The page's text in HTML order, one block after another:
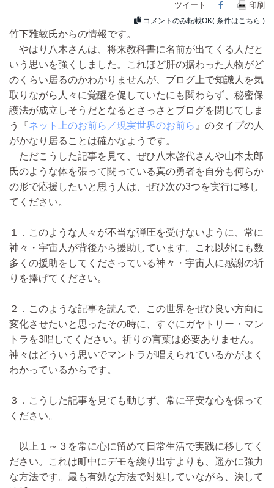
ツイート Facebook
印刷
コメントのみ転載OK( 条件はこちら )
竹下雅敏氏からの情報です。
やはり八木さんは、将来教科書に名前が出てくる人だと
いう思いを強くしました。これほど肝の据わった人物がど
のくらい居るのかわかりませんが、ブログ上で知識人を気
取りながら人々に覚醒を促していたにも関わらず、秘密保
護法が成立しそうだとなるとさっさとブログを閉じてしま
う『ネット上のお前ら／現実世界のお前ら 』のタイプの人
がかなり居ることは確かなようです。
ただこうした記事を見て、ぜひ八木啓代さんや山本太郎
氏のような体を張って闘っている真の勇者を自分も何らか
の形で応援したいと思う人は、ぜひ次の3つを実行に移し
てください。
１．このような人々が不当な弾圧を受けないように、常に
神々・宇宙人が背後から援助しています。これ以外にも数
多くの援助をしてくださっている神々・宇宙人に感謝の祈
りを捧げてください。
２．このような記事を読んで、この世界をぜひ良い方向に
変化させたいと思ったその時に、すぐにガヤトリー・マン
トラを3唱してください。祈りの言葉は必要ありません。
神々はどういう思いでマントラが唱えられているかがよく
わかっているからです。
３．こうした記事を見ても動じず、常に平安な心を保って
ください。
以上１～３を常に心に留めて日常生活で実践に移してく
ださい。これは町中にデモを繰り出すよりも、遥かに強力
な方法です。最も有効な方法で対処していながら、決して